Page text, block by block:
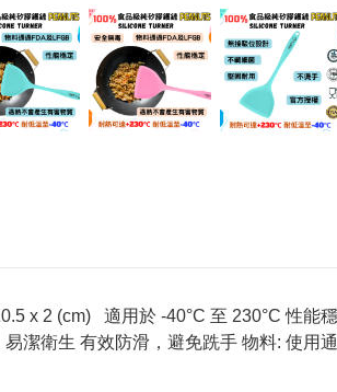
x 2 (cm) 適用於 -40°C 至 230°C 性能
潔衛生 有效防滑，避免跣手 物料: 使用